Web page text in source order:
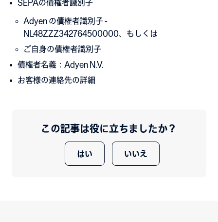
SEPAの債権者識別子
Adyen の債権者識別子 -
NL48ZZZ342764500000、もしくは
ご自身の債権者識別子
債権者名義：Adyen N.V.
お客様の連絡先の詳細
この記事は役に立ちましたか？
はい いいえ